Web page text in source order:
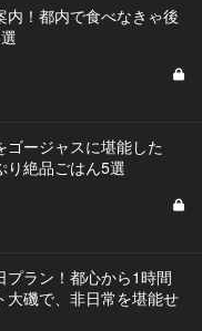
内！都内で食べなきゃ後
ゴージャスに堪能した
り絶品ごはん5選
プラン！都心から1時間
大磯で、非日常を堪能せ